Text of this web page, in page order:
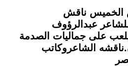
الخميس ناقش
عبدالرؤوف
على جماليات الصدمة
الشاعروكاتب